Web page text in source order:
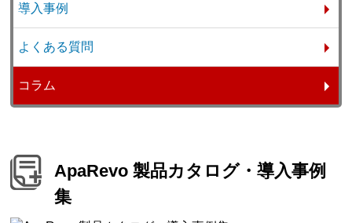
導入事例
よくある質問
コラム
ApaRevo 製品カタログ・導入事例
集